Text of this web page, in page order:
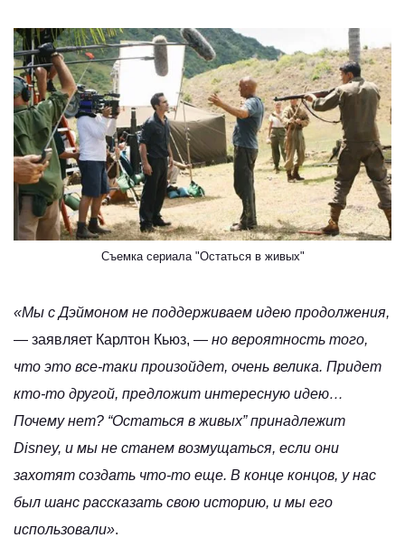
Съемка сериала "Остаться в живых"
«Мы с Дэймоном не поддерживаем идею продолжения,
— заявляет Карлтон Кьюз, — но вероятность того,
что это все-таки произойдет, очень велика. Придет
кто-то другой, предложит интересную идею…
Почему нет? “Остаться в живых” принадлежит
Disney, и мы не станем возмущаться, если они
захотят создать что-то еще. В конце концов, у нас
был шанс рассказать свою историю, и мы его
использовали».